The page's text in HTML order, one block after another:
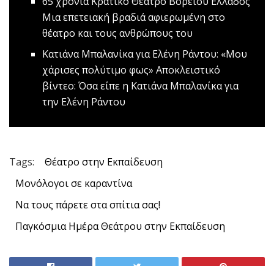
Μια επετειακή βραδιά αφιερωμένη στο
θέατρο και τους ανθρώπους του
Κατιάνα Μπαλανίκα για Ελένη Ράντου: «Μου
χάρισες πολύτιμο φως» Αποκλειστικό
βίντεο: Όσα είπε η Κατιάνα Μπαλανίκα για
την Ελένη Ράντου
Tags:
Θέατρο στην Εκπαίδευση
Μονόλογοι σε καραντίνα
Να τους πάρετε στα σπίτια σας!
Παγκόσμια Ημέρα Θεάτρου στην Εκπαίδευση